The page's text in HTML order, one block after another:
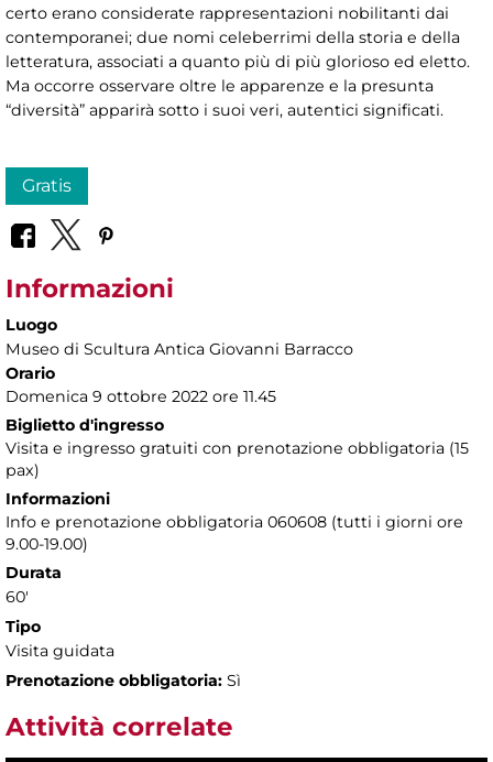
certo erano considerate rappresentazioni nobilitanti dai
contemporanei; due nomi celeberrimi della storia e della
letteratura, associati a quanto più di più glorioso ed eletto.
Ma occorre osservare oltre le apparenze e la presunta
“diversità” apparirà sotto i suoi veri, autentici significati.
Gratis
Informazioni
Luogo
Museo di Scultura Antica Giovanni Barracco
Orario
Domenica 9 ottobre 2022 ore 11.45
Biglietto d'ingresso
Visita e ingresso gratuiti con prenotazione obbligatoria (15
pax)
Informazioni
Info e prenotazione obbligatoria 060608 (tutti i giorni ore
9.00-19.00)
Durata
60'
Tipo
Visita guidata
Prenotazione obbligatoria: Sì
Attività correlate